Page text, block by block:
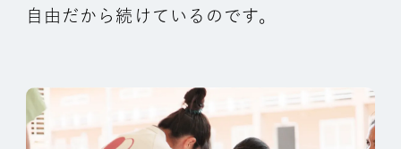
自由だから続けているのです。